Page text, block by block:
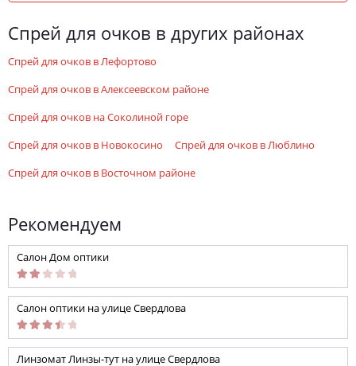
спрей для очков в других районах
спрей для очков в Лефортово
спрей для очков в Алексеевском районе
спрей для очков на Соколиной горе
спрей для очков в Новокосино спрей для очков в Люблино
спрей для очков в Восточном районе
Рекомендуем
Салон Дом оптики
Салон оптики на улице Свердлова
Линзомат Линзы-тут на улице Свердлова